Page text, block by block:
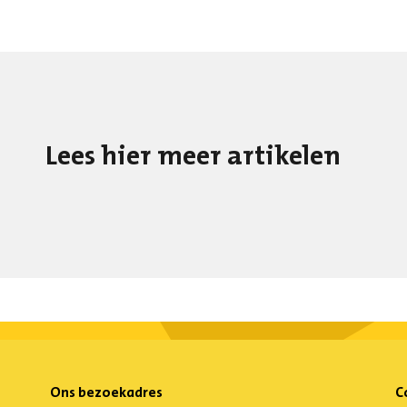
Lees hier meer artikelen
Ons bezoekadres